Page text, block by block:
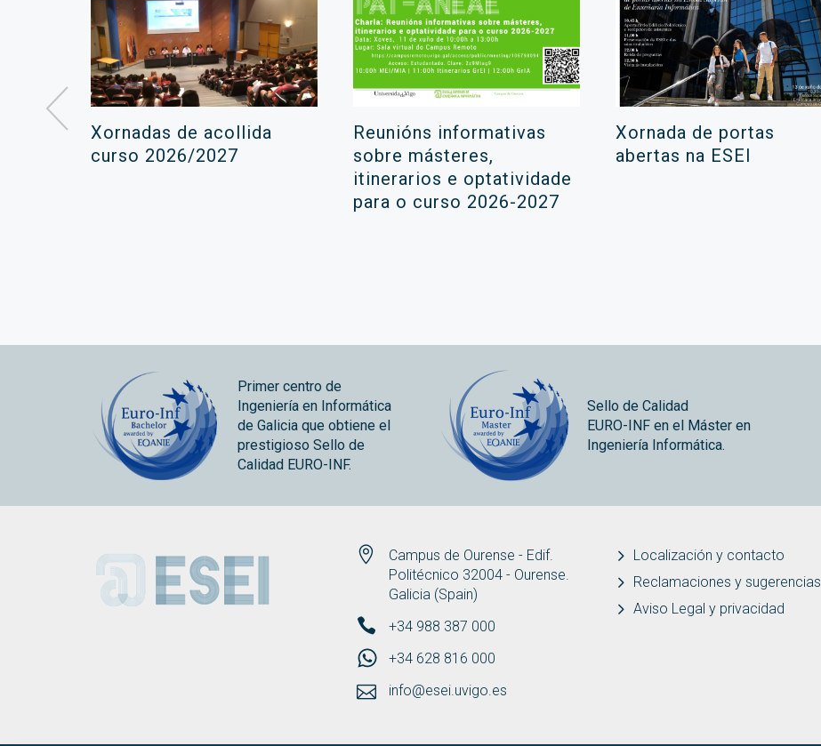
Xornadas de acollida
curso 2026/2027
Reunións informativas
sobre másteres,
itinerarios e optatividade
para o curso 2026-2027
Xornada de portas
abertas na ESEI
Primer centro de
Ingeniería en Informática
de Galicia que obtiene el
prestigioso Sello de
Calidad EURO-INF.
Sello de Calidad
EURO-INF en el Máster en
Ingeniería Informática.
ESEI
Campus de Ourense - Edif.
Politécnico 32004 - Ourense.
Galicia (Spain)
+34 988 387 000
+34 628 816 000
info@esei.uvigo.es
Localización y contacto
Reclamaciones y sugerencias
Aviso Legal y privacidad